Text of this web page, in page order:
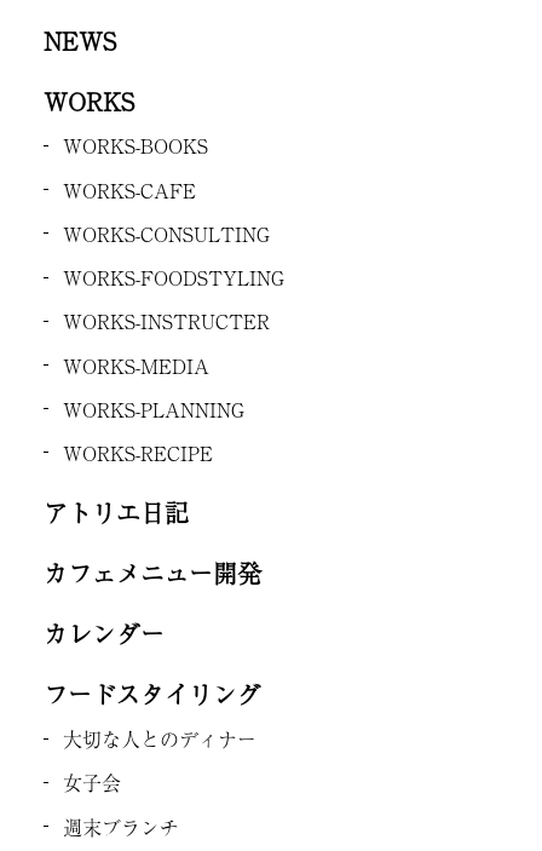
NEWS
WORKS
WORKS-BOOKS
WORKS-CAFE
WORKS-CONSULTING
WORKS-FOODSTYLING
WORKS-INSTRUCTER
WORKS-MEDIA
WORKS-PLANNING
WORKS-RECIPE
アトリエ日記
カフェメニュー開発
カレンダー
フードスタイリング
大切な人とのディナー
女子会
週末ブランチ